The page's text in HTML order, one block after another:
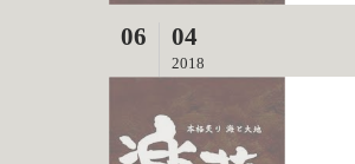
06 04
2018